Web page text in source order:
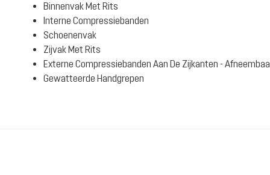
Binnenvak Met Rits
Interne Compressiebanden
Schoenenvak
Zijvak Met Rits
Externe Compressiebanden Aan De Zijkanten -
Gewatteerde Handgrepen